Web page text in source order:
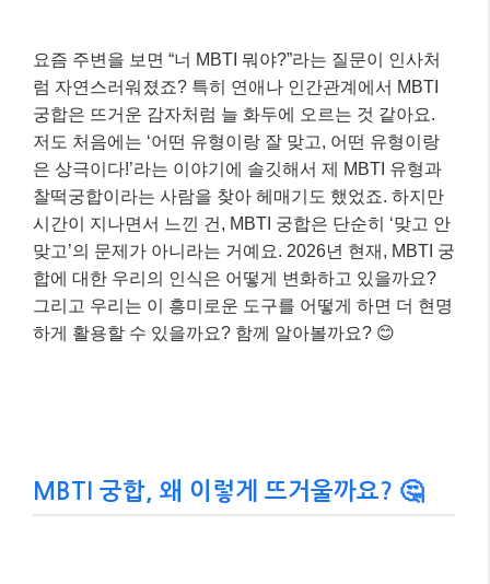
요즘 주변을 보면 “너 MBTI 뭐야?”라는 질문이 인사처
럼 자연스러워졌죠? 특히 연애나 인간관계에서 MBTI
궁합은 뜨거운 감자처럼 늘 화두에 오르는 것 같아요.
저도 처음에는 ‘어떤 유형이랑 잘 맞고, 어떤 유형이랑
은 상극이다!’라는 이야기에 솔깃해서 제 MBTI 유형과
찰떡궁합이라는 사람을 찾아 헤매기도 했었죠. 하지만
시간이 지나면서 느낀 건, MBTI 궁합은 단순히 ‘맞고 안
맞고’의 문제가 아니라는 거예요. 2026년 현재, MBTI 궁
합에 대한 우리의 인식은 어떻게 변화하고 있을까요?
그리고 우리는 이 흥미로운 도구를 어떻게 하면 더 현명
하게 활용할 수 있을까요? 함께 알아볼까요? 😊
MBTI 궁합, 왜 이렇게 뜨거울까요? 🤔